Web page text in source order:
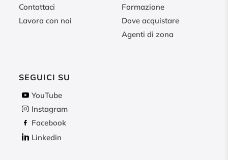
Contattaci
Lavora con noi
Formazione
Dove acquistare
Agenti di zona
SEGUICI SU
YouTube
Instagram
Facebook
Linkedin